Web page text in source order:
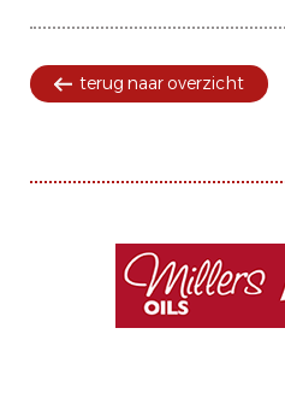
terug naar overzicht